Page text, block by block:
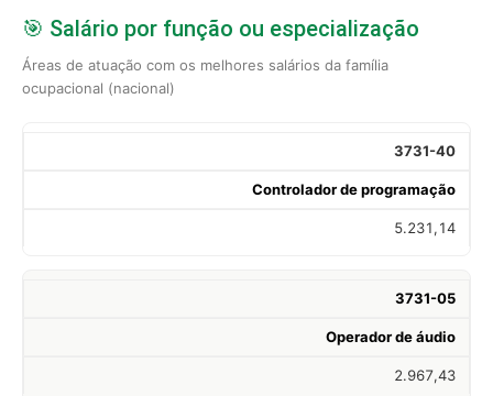
🎯 Salário por função ou especialização
Áreas de atuação com os melhores salários da família
ocupacional (nacional)
3731-40
Controlador de programação
5.231,14
3731-05
Operador de áudio
2.967,43